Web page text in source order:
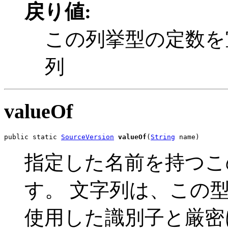
戻り値:
この列挙型の定数
列
valueOf
public static SourceVersion valueOf ( String name)
指定した名前を持つ
す。 文字列は、この
使用した識別子と厳